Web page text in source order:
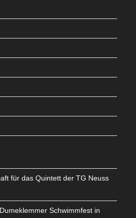
für das Quintett der TG Neuss
Schwimmfest in